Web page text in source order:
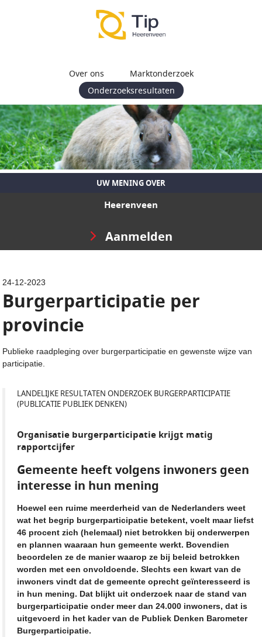
Over ons
Marktonderzoek
Onderzoeksresultaten
UW MENING OVER
Heerenveen
Aanmelden
24-12-2023
Burgerparticipatie per
provincie
Publieke raadpleging over burgerparticipatie en gewenste wijze van
participatie.
LANDELIJKE RESULTATEN ONDERZOEK BURGERPARTICIPATIE
(PUBLICATIE PUBLIEK DENKEN)
Organisatie burgerparticipatie krijgt matig
rapportcijfer
Gemeente heeft volgens inwoners geen
interesse in hun mening
Hoewel een ruime meerderheid van de Nederlanders weet
wat het begrip burgerparticipatie betekent, voelt maar liefst
46 procent zich (helemaal) niet betrokken bij onderwerpen
en plannen waaraan hun gemeente werkt. Bovendien
beoordelen ze de manier waarop ze bij beleid betrokken
worden met een onvoldoende. Slechts een kwart van de
inwoners vindt dat de gemeente oprecht geïnteresseerd is
in hun mening. Dat blijkt uit onderzoek naar de stand van
burgerparticipatie onder meer dan 24.000 inwoners, dat is
uitgevoerd in het kader van de Publiek Denken Barometer
Burgerparticipatie.